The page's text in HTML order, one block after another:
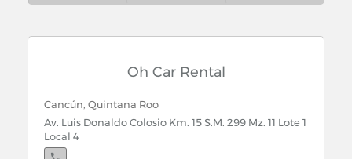
Sucursal Centro Maya: Calle 41 Sur Mzn. 355 Local 12
Oh Car Rental
Cancún, Quintana Roo
Av. Luis Donaldo Colosio Km. 15 S.M. 299 Mz. 11 Lote 1
Local 4